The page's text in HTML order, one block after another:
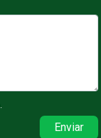
Enviar